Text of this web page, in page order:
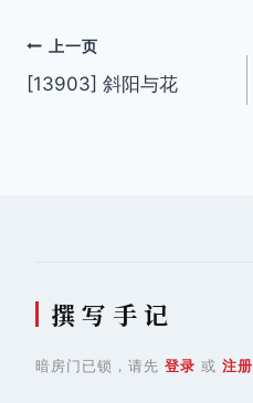
文
章
上一页
[13903] 斜阳与花
撰 写 手 记
暗房门已锁，请先 登录 或 注册